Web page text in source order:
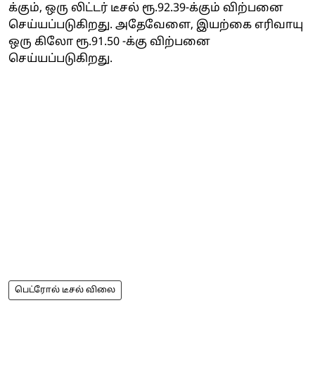
க்கும், ஒரு லிட்டர் டீசல் ரூ.92.39-க்கும் விற்பனை
செய்யப்படுகிறது. அதேவேளை, இயற்கை எரிவாயு
ஒரு கிலோ ரூ.91.50 -க்கு விற்பனை
செய்யப்படுகிறது.
பெட்ரோல் டீசல் விலை